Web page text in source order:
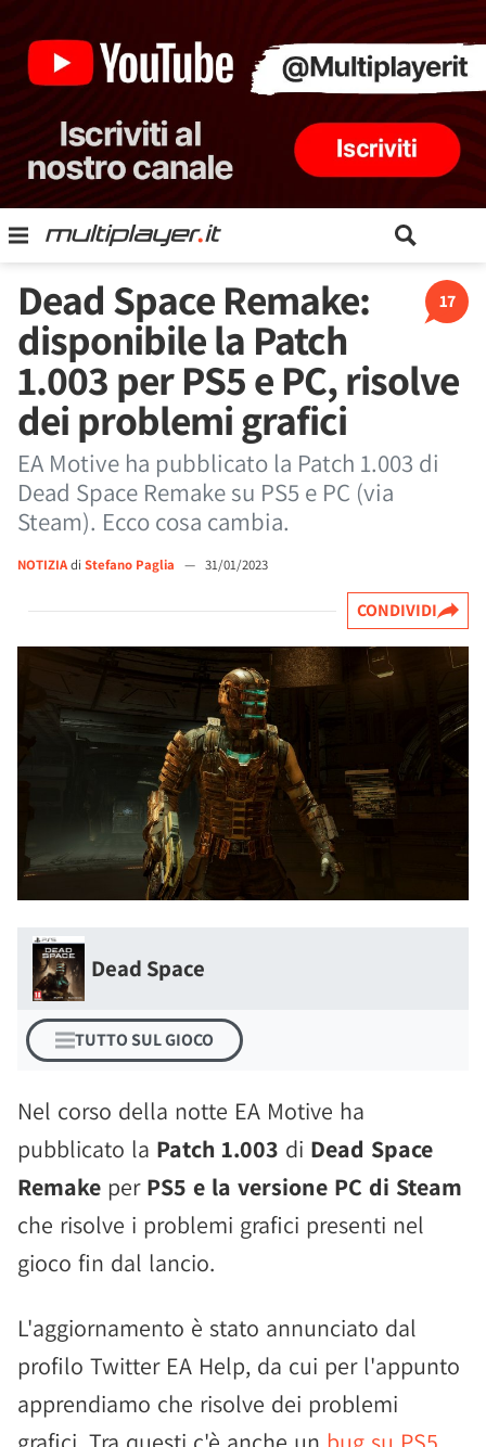
17
Dead Space Remake:
disponibile la Patch
1.003 per PS5 e PC, risolve
dei problemi grafici
EA Motive ha pubblicato la Patch 1.003 di
Dead Space Remake su PS5 e PC (via
Steam). Ecco cosa cambia.
NOTIZIAdi Stefano Paglia — 31/01/2023
CONDIVIDI
Dead Space
TUTTO SUL GIOCO
Nel corso della notte EA Motive ha
pubblicato la Patch 1.003 di Dead Space
Remake per PS5 e la versione PC di Steam
che risolve i problemi grafici presenti nel
gioco fin dal lancio.
L'aggiornamento è stato annunciato dal
profilo Twitter EA Help, da cui per l'appunto
apprendiamo che risolve dei problemi